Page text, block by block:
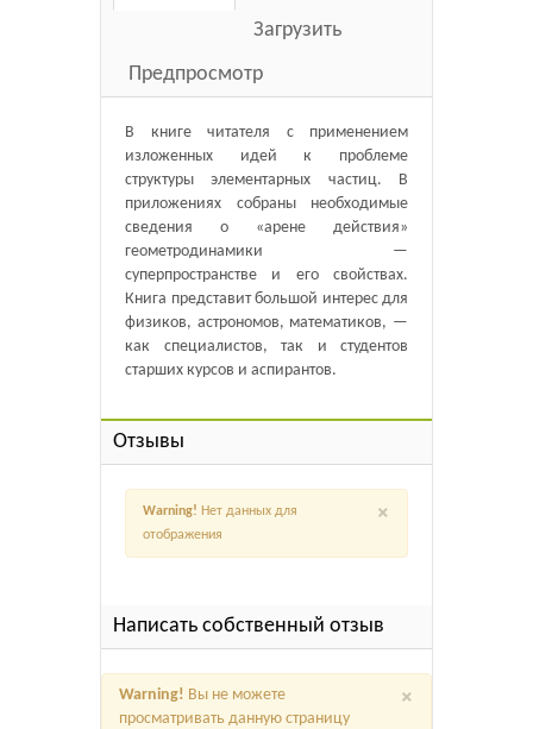
Загрузить
Предпросмотр
В книге читателя с применением
изложенных идей к проблеме
структуры элементарных частиц. В
приложениях собраны необходимые
сведения о «арене действия»
геометродинамики —
суперпространстве и его свойствах.
Книга представит большой интерес для
физиков, астрономов, математиков, —
как специалистов, так и студентов
старших курсов и аспирантов.
Отзывы
×
Warning! Нет данных для
отображения
Написать собственный отзыв
×
Warning! Вы не можете
просматривать данную страницу